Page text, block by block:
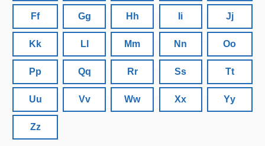
Ff Gg Hh Ii Jj
Kk Ll Mm Nn Oo
Pp Qq Rr Ss Tt
Uu Vv Ww Xx Yy
Zz